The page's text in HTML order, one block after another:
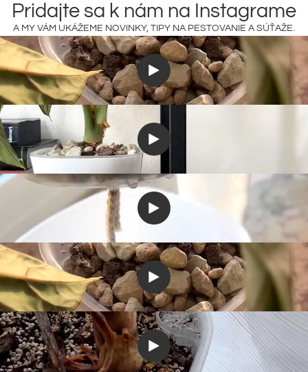
Pridajte sa k nám na Instagrame
A MY VÁM UKÁŽEME NOVINKY, TIPY NA PESTOVANIE A SÚŤAŽE.